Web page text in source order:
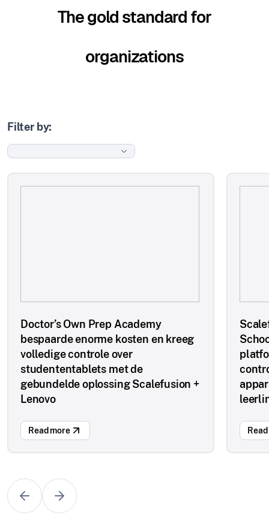
The gold standard for
organizations
Filter by:
Doctor’s Own Prep Academy
bespaarde enorme kosten en kreeg
volledige controle over
studententablets met de
gebundelde oplossing Scalefusion +
Lenovo
Read more